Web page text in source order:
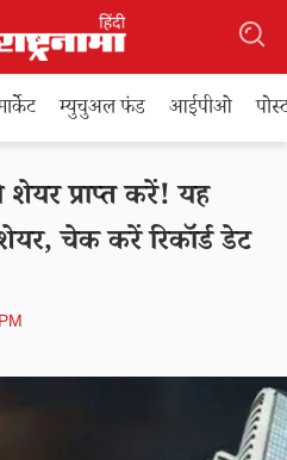
म्युचुअल फंड आईपीओ
प्राप्त करें! यह
चेक करें रिकॉर्ड डेट